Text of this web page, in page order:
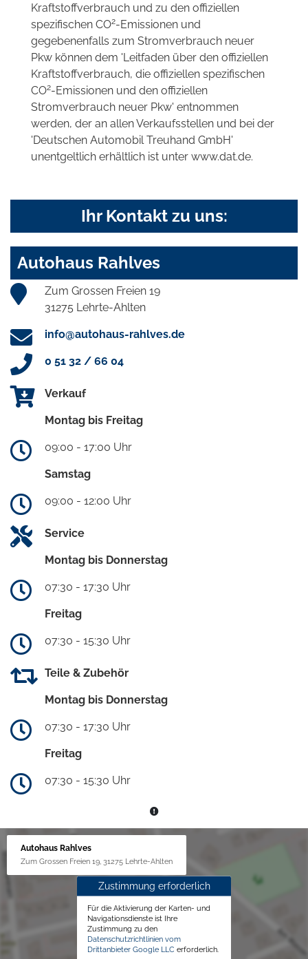
Kraftstoffverbrauch und zu den offiziellen
spezifischen CO2-Emissionen und
gegebenenfalls zum Stromverbrauch neuer
Pkw können dem 'Leitfaden über den offiziellen
Kraftstoffverbrauch, die offiziellen spezifischen
CO2-Emissionen und den offiziellen
Stromverbrauch neuer Pkw' entnommen
werden, der an allen Verkaufsstellen und bei der
'Deutschen Automobil Treuhand GmbH'
unentgeltlich erhältlich ist unter www.dat.de.
Ihr Kontakt zu uns:
Autohaus Rahlves
Zum Grossen Freien 19
31275 Lehrte-Ahlten
info@autohaus-rahlves.de
0 51 32 / 66 04
Verkauf
Montag bis Freitag
09:00 - 17:00 Uhr
Samstag
09:00 - 12:00 Uhr
Service
Montag bis Donnerstag
07:30 - 17:30 Uhr
Freitag
07:30 - 15:30 Uhr
Teile & Zubehör
Montag bis Donnerstag
07:30 - 17:30 Uhr
Freitag
07:30 - 15:30 Uhr
Autohaus Rahlves
Zum Grossen Freien 19, 31275 Lehrte-Ahlten
Zustimmung erforderlich
Für die Aktivierung der Karten- und
Navigationsdienste ist Ihre
Zustimmung zu den
Datenschutzrichtlinien vom
Drittanbieter Google LLC erforderlich.